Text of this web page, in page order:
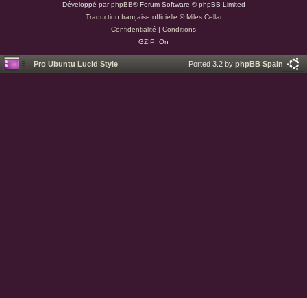
Développé parphpBB® Forum Software © phpBB Limited
Traduction française officielle ©Miles Cellar
Confidentialité | Conditions
GZIP: On
Pro Ubuntu Lucid Style Ported 3.2 by phpBB Spain